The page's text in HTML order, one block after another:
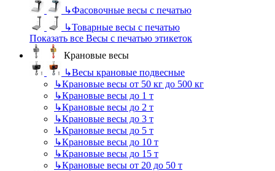
↳Фасовочные весы с печатью
↳Товарные весы с печатью
Показать все Весы с печатью этикеток
Крановые весы
↳Весы крановые подвесные
↳Крановые весы от 50 кг до 500 кг
↳Крановые весы до 1 т
↳Крановые весы до 2 т
↳Крановые весы до 3 т
↳Крановые весы до 5 т
↳Крановые весы до 10 т
↳Крановые весы до 15 т
↳Крановые весы от 20 до 50 т